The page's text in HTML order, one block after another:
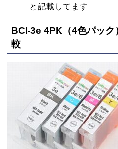
と記載してます
BCI-3e 4PK（4色パック
較